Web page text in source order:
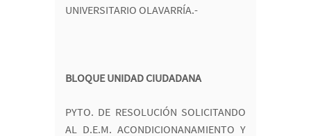
UNIVERSITARIO OLAVARRÍA.-
BLOQUE UNIDAD CIUDADANA
PYTO. DE RESOLUCIÓN SOLICITANDO
AL D.E.M. ACONDICIONANAMIENTO Y